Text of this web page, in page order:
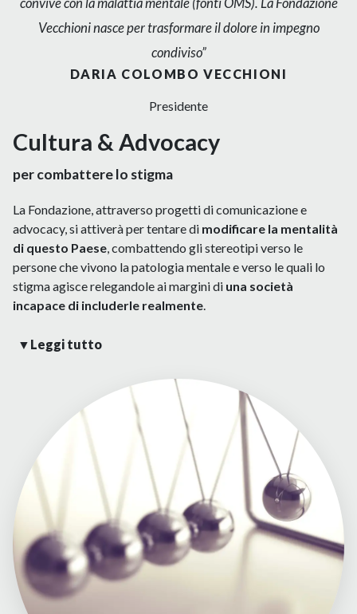
Vecchioni nasce per trasformare il dolore in impegno
condiviso”
DARIA COLOMBO VECCHIONI
Presidente
Cultura & Advocacy
per combattere lo stigma
La Fondazione, attraverso progetti di comunicazione e
advocacy, si attiverà per tentare di modificare la mentalità
di questo Paese, combattendo gli stereotipi verso le
persone che vivono la patologia mentale e verso le quali lo
stigma agisce relegandole ai margini di una società
incapace di includerle realmente.
▼ Leggi tutto
advocacy, si attiverà per tentare di modificare la mentalità di
questo Paese, combattendo gli stereotipi verso le persone
che vivono la patologia mentale, ancora oggi identificate
come “inadeguate” o “inferiori”, e verso le quali lo stigma
agisce relegandole ai margini di una società incapace di
includerle realmente.
Lo faremo attraverso campagne di comunicazione, eventi di
sensibilizzazione culturale utilizzando anche la musica come
strumento di interrelazione tra le persone.